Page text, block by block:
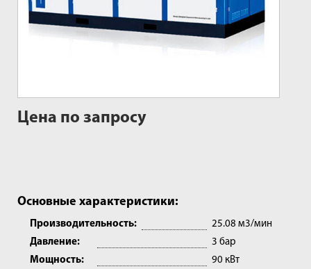
Цена по запросу
Основные характеристики:
Производительность:
25.08 м3/мин
Давление:
3 бар
Мощность:
90 кВт